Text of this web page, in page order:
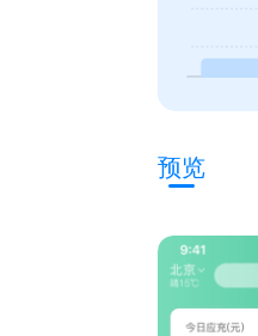
预览